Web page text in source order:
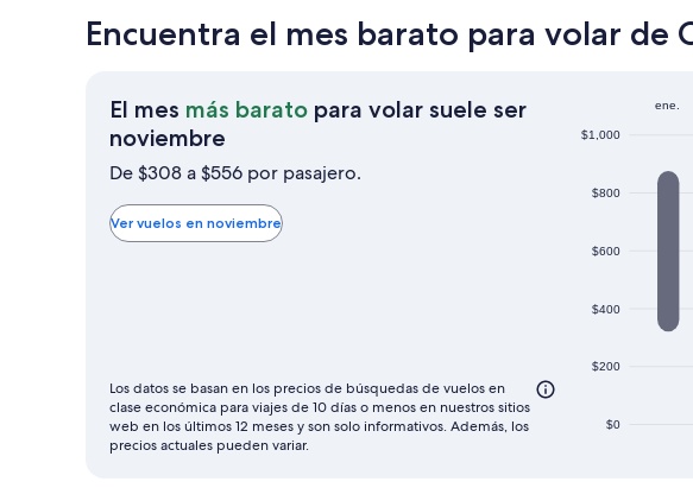
Encuentra el mes barato para volar de
El mes más barato para volar suele ser
noviembre
mes
barato
para
De $308 a $556 por pasajero.
Ver vuelos en noviembre
$0
$200
$400
$600
$800
$1,000
ene.
Los datos se basan en los precios de búsquedas de vuelos en
clase económica para viajes de 10 días o menos en nuestros sitios
web en los últimos 12 meses y son solo informativos. Además, los
precios actuales pueden variar.